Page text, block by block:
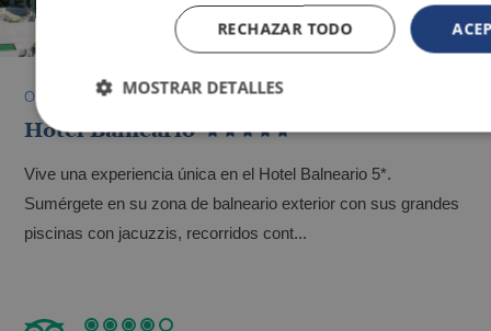
OROPESA DEL MAR
Hotel Balneario
Vive una experiencia única en el Hotel Balneario 5*.
Sumérgete en su zona de balneario exterior con sus grandes
piscinas con jacuzzis, recorridos cont...
RECHAZAR TODO
MOSTRAR DETALLES